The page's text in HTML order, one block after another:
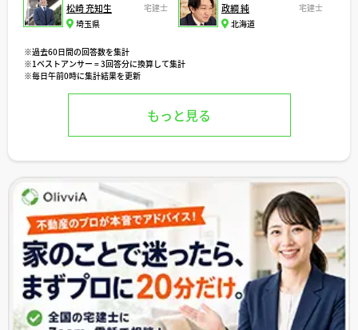
松崎 充知生
宅建士
埼玉県
政綱 純
宅建士
北海道
※過去60日間の回答数を集計
※1ベストアンサー = 3回答分に換算して集計
※毎日午前0時に集計結果を更新
もっと見る